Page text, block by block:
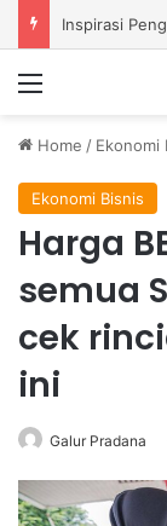
Home / Ekonomi
Ekonomi Bisnis
Harga
semua
cek
ini
Galur Pradana